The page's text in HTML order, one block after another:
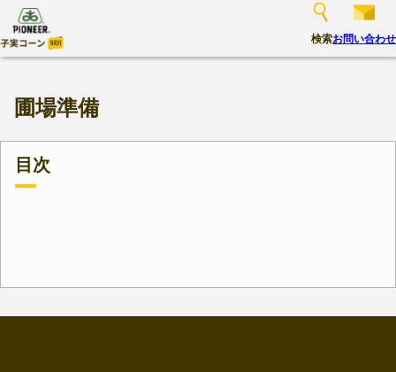
検索お問い合わせ
圃場準備
目次